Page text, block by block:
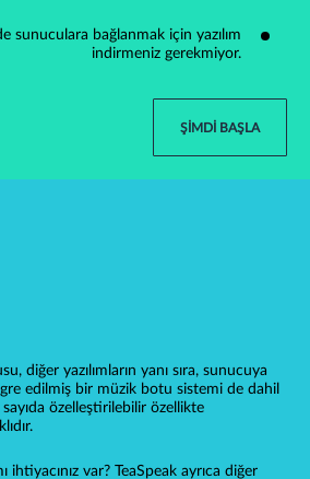
sunuculara bağlanmak için yazılım
indirmeniz gerekmiyor.
ŞIMDI BAŞLA
diğer yazılımların yanı sıra, sunucuya
edilmiş bir müzik botu sistemi de dahil
özelleştirilebilir özellikte
ihtiyacınız var? TeaSpeak ayrıca diğer